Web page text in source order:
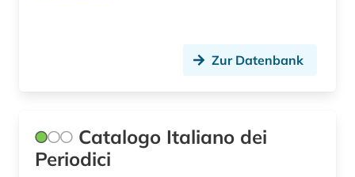
italienisch (2)
japan (2)
Zur Datenbank
Catalogo Italiano dei
Periodici